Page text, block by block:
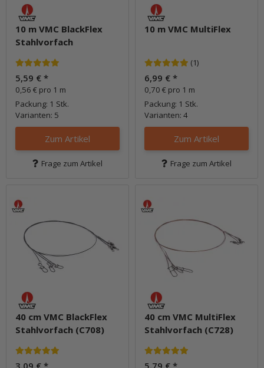
10 m VMC BlackFlex
Stahlvorfach
5,59 € *
0,56 € pro 1 m
Packung: 1 Stk.
Varianten: 5
Zum Artikel
Frage zum Artikel
10 m VMC MultiFlex
(1)
6,99 € *
0,70 € pro 1 m
Packung: 1 Stk.
Varianten: 4
Zum Artikel
Frage zum Artikel
40 cm VMC BlackFlex
Stahlvorfach (C708)
3,09 € *
40 cm VMC MultiFlex
Stahlvorfach (C728)
5,79 € *